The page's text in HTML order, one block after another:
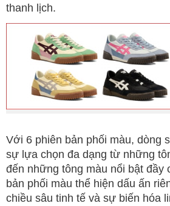
thanh lịch.
Với 6 phiên bản phối màu, dòng
sự lựa chọn đa dạng từ những
đến những tông màu nổi bật đầy
bản phối màu thể hiện dấu ấn
chiều sâu tinh tế và sự biến hóa